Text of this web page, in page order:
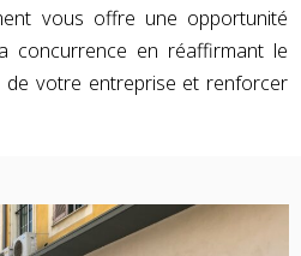
vous offre une opportunité
concurrence en réaffirmant le
de votre entreprise et renforcer